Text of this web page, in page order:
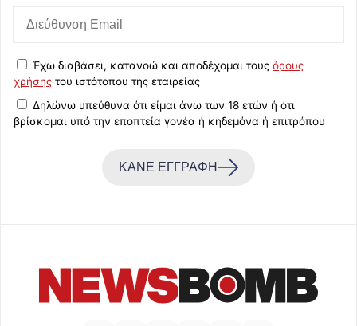
Έχω διαβάσει, κατανοώ και αποδέχομαι τους όρους
χρήσης του ιστότοπου της εταιρείας
Δηλώνω υπεύθυνα ότι είμαι άνω των 18 ετών ή ότι
βρίσκομαι υπό την εποπτεία γονέα ή κηδεμόνα ή επιτρόπου
ΚΑΝΕ ΕΓΓΡΑΦΗ